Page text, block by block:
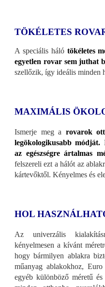
TÖKÉLETES
A speciális háló tökéletes
egyetlen rovar sem juthat
szellőzik, így ideális minden
MAXIMÁLIS
Ismerje meg a rovarok
legökologikusabb módját.
az egészségre ártalmas
felszereli ezt a hálót az
kártevőktől. Kényelmes és
HOL
Az univerzális
kényelmesen a kívánt
hogy bármilyen ablakra
műanyag ablakokhoz,
egyéb különböző méretű